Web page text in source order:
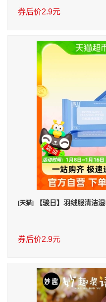
券后价2.9元
[天猫] 【骏日】羽绒服清洁
券后价2.9元